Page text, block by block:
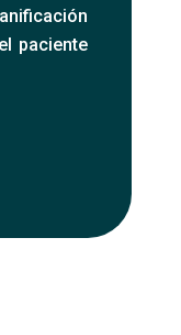
paciente